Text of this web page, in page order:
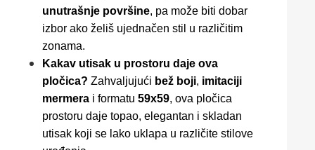
unutrašnje površine, pa može biti dobar
izbor ako želiš ujednačen stil u različitim
zonama.
Kakav utisak u prostoru daje ova
pločica? Zahvaljujući bež boji, imitaciji
mermera i formatu 59x59, ova pločica
prostoru daje topao, elegantan i skladan
utisak koji se lako uklapa u različite stilove